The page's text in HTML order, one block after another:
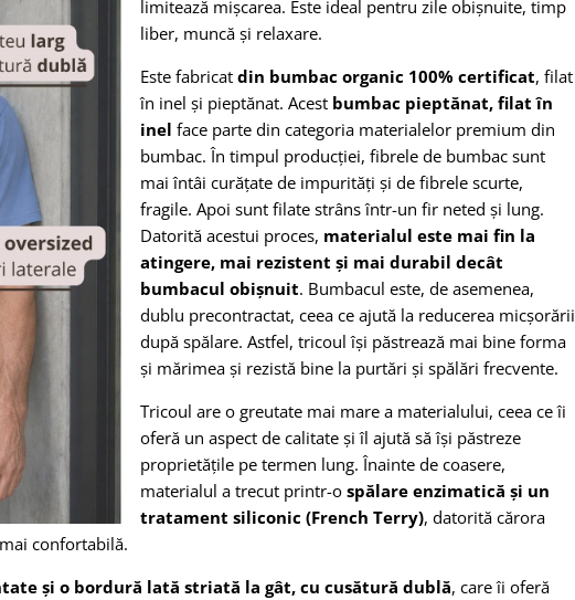
limitează mișcarea. Este ideal pentru zile obișnuite, timp
liber, muncă și relaxare.
Este fabricat din bumbac organic 100% certificat, filat
în inel și pieptănat. Acest bumbac pieptănat, filat în
inel face parte din categoria materialelor premium din
bumbac. În timpul producției, fibrele de bumbac sunt
mai întâi curățate de impurități și de fibrele scurte,
fragile. Apoi sunt filate strâns într-un fir neted și lung.
Datorită acestui proces, materialul este mai fin la
atingere, mai rezistent și mai durabil decât
bumbacul obișnuit. Bumbacul este, de asemenea,
dublu precontractat, ceea ce ajută la reducerea micșorării
după spălare. Astfel, tricoul își păstrează mai bine forma
și mărimea și rezistă bine la purtări și spălări frecvente.
Tricoul are o greutate mai mare a materialului, ceea ce îi
oferă un aspect de calitate și îl ajută să își păstreze
proprietățile pe termen lung. Înainte de coasere,
materialul a trecut printr-o spălare enzimatică și un
tratament siliconic (French Terry), datorită cărora
confortabilă.
și o bordură lată striată la gât, cu cusătură dublă, care îi oferă